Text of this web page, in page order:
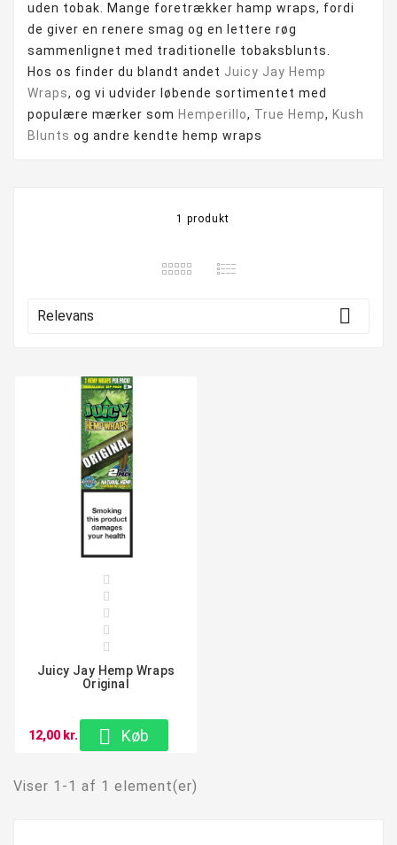
uden tobak. Mange foretrækker hamp wraps, fordi
de giver en renere smag og en lettere røg
sammenlignet med traditionelle tobaksblunts.
Hos os finder du blandt andet Juicy Jay Hemp
Wraps, og vi udvider løbende sortimentet med
populære mærker som Hemperillo, True Hemp, Kush
Blunts og andre kendte hemp wraps
1 produkt
Relevans 





Juicy Jay Hemp Wraps
Original
12,00 kr.  Køb
Viser 1-1 af 1 element(er)